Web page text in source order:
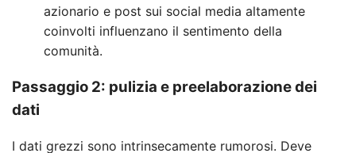
azionario e post sui social media altamente
coinvolti influenzano il sentimento della
comunità.
Passaggio 2: pulizia e preelaborazione dei
dati
I dati grezzi sono intrinsecamente rumorosi. Deve